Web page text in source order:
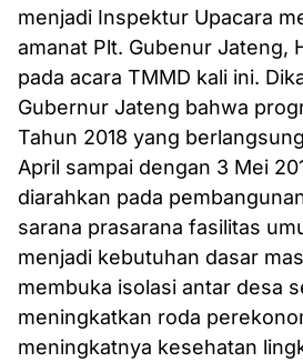
menjadi Inspektur Upacara
amanat Plt. Gubenur Jateng,
pada acara TMMD kali ini.
Gubernur Jateng bahwa
Tahun 2018 yang
April sampai dengan 3 Mei
diarahkan pada
sarana prasarana fasilitas
menjadi kebutuhan dasar
membuka isolasi antar desa
meningkatkan roda
meningkatnya kesehatan